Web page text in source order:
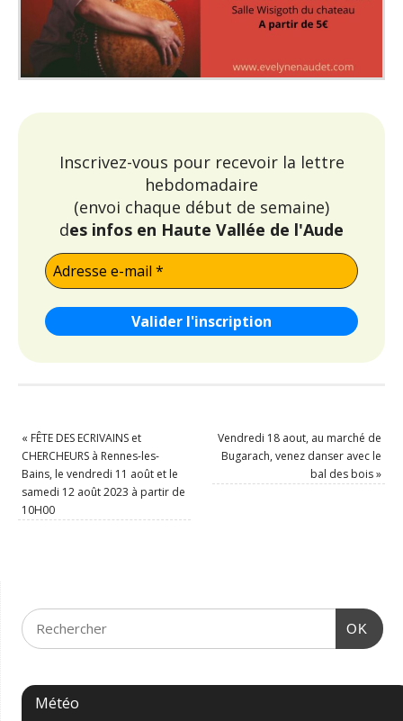
Inscrivez-vous pour recevoir la lettre
hebdomadaire
(envoi chaque début de semaine)
des infos en Haute Vallée de l'Aude
« FÊTE DES ECRIVAINS et
CHERCHEURS à Rennes-les-
Bains, le vendredi 11 août et le
samedi 12 août 2023 à partir de
10H00
Vendredi 18 aout, au marché de
Bugarach, venez danser avec le
bal des bois»
OK
Météo